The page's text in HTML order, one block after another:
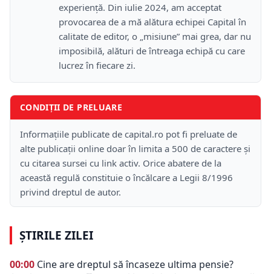
experiență. Din iulie 2024, am acceptat
provocarea de a mă alătura echipei Capital în
calitate de editor, o „misiune” mai grea, dar nu
imposibilă, alături de întreaga echipă cu care
lucrez în fiecare zi.
CONDIȚII DE PRELUARE
Informațiile publicate de capital.ro pot fi preluate de
alte publicații online doar în limita a 500 de caractere și
cu citarea sursei cu link activ. Orice abatere de la
această regulă constituie o încălcare a Legii 8/1996
privind dreptul de autor.
ȘTIRILE ZILEI
00:00 Cine are dreptul să încaseze ultima pensie?